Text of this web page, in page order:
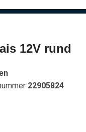
12V rund
22905824